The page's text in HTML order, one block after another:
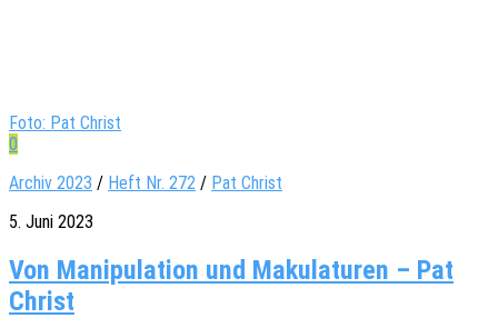
Foto: Pat Christ
0
Archiv 2023 / Heft Nr. 272 / Pat Christ
5. Juni 2023
Von Manipulation und Makulaturen – Pat
Christ